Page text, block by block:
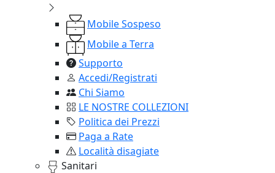
Mobile Sospeso
Mobile a Terra
Supporto
Accedi/Registrati
Chi Siamo
LE NOSTRE COLLEZIONI
Politica dei Prezzi
Paga a Rate
Località disagiate
Sanitari